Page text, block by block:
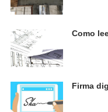
Como
Firma